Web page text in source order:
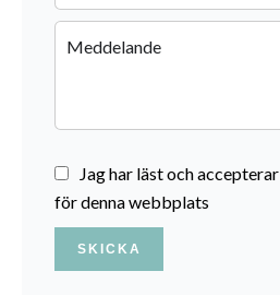
Jag har läst och accepterar
för denna webbplats
SKICKA